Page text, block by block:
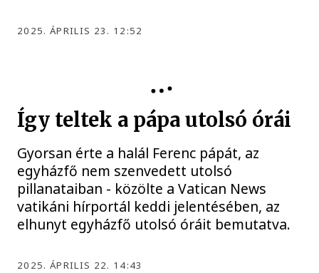
2025. ÁPRILIS 23. 12:52
Így teltek a pápa utolsó órái
Gyorsan érte a halál Ferenc pápát, az
egyházfő nem szenvedett utolsó
pillanataiban - közölte a Vatican News
vatikáni hírportál keddi jelentésében, az
elhunyt egyházfő utolsó óráit bemutatva.
2025. ÁPRILIS 22. 14:43